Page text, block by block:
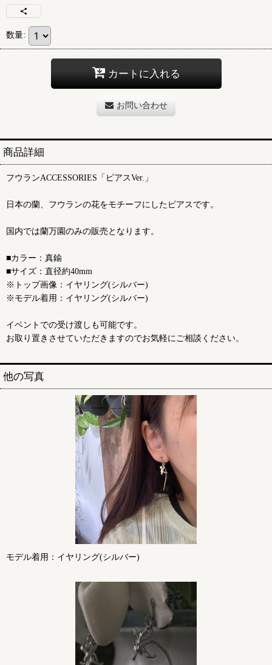
数量:
カートに入れる
お問い合わせ
商品詳細
フウランACCESSORIES「ピアスVer.」
日本の蘭、フウランの花をモチーフにしたピアスです。
国内では蘭万園のみの販売となります。
■カラー：真鍮
■サイズ：直径約40mm
※トップ画像：イヤリング(シルバー)
※モデル着用：イヤリング(シルバー)
イベントでの受け渡しも可能です。
お取り置きさせていただきますのでお気軽にご相談ください。
他の写真
モデル着用：イヤリング(シルバー)